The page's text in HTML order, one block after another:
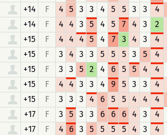
+14 F 4 5 3 3 4 5 5 3 3
4
+14 F 4 4 3 5 4 5 7 4 3
2
+15 F 4 4 4 5 4 7 3 4 3
4
+15 F 3 4 3 3 5 5 5 3 5
4
+15 F 3 3 5 2 4 6 5 5 4
4
+15 F 4 4 3 3 4 9 5 3 3
4
+15 F 3 3 3 4 6 5 5 4 4
4
+17 F 3 5 3 3 6 6 6 4 3
4
+17 F 4 6 3 5 5 5 5 4 3
4